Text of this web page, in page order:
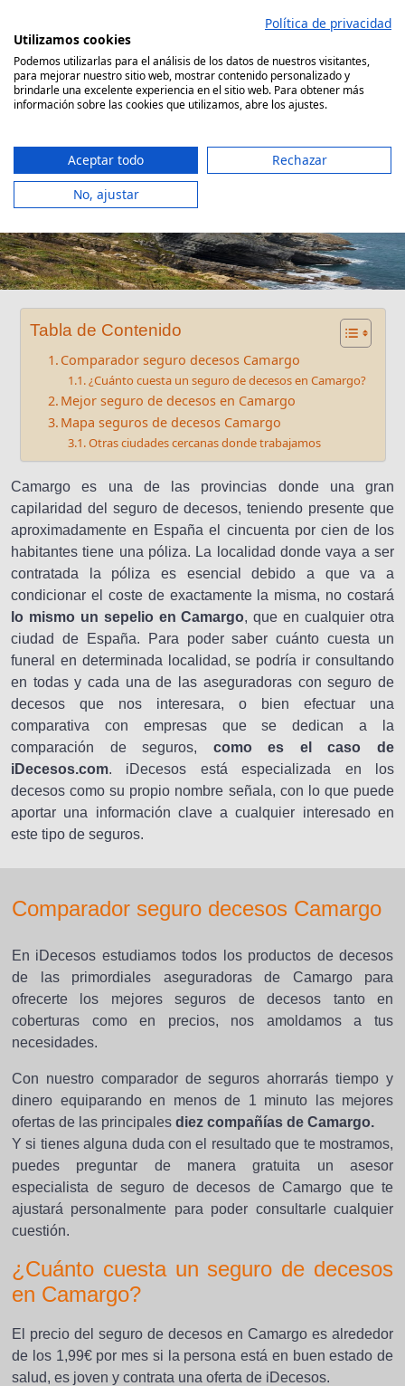
contenido
Comparador Seguro Decesos
Seguro decesos Camargo
Tabla de Contenido
Comparador seguro decesos Camargo
¿Cuánto cuesta un seguro de decesos en Camargo?
Mejor seguro de decesos en Camargo
Mapa seguros de decesos Camargo
Otras ciudades cercanas donde trabajamos
Camargo es una de las provincias donde una gran
capilaridad del seguro de decesos, teniendo presente que
aproximadamente en España el cincuenta por cien de los
habitantes tiene una póliza. La localidad donde vaya a ser
contratada la póliza es esencial debido a que va a
condicionar el coste de exactamente la misma, no costará
lo mismo un sepelio en Camargo, que en cualquier otra
ciudad de España. Para poder saber cuánto cuesta un
funeral en determinada localidad, se podría ir consultando
en todas y cada una de las aseguradoras con seguro de
decesos que nos interesara, o bien efectuar una
comparativa con empresas que se dedican a la
comparación de seguros, como es el caso de
iDecesos.com. iDecesos está especializada en los
decesos como su propio nombre señala, con lo que puede
aportar una información clave a cualquier interesado en
este tipo de seguros.
Comparador seguro decesos Camargo
En iDecesos estudiamos todos los productos de decesos
de las primordiales aseguradoras de Camargo para
ofrecerte los mejores seguros de decesos tanto en
coberturas como en precios, nos amoldamos a tus
necesidades.
Con nuestro comparador de seguros ahorrarás tiempo y
dinero equiparando en menos de 1 minuto las mejores
ofertas de las principales diez compañías de Camargo.
Y si tienes alguna duda con el resultado que te mostramos,
puedes preguntar de manera gratuita un asesor
especialista de seguro de decesos de Camargo que te
ajustará personalmente para poder consultarle cualquier
cuestión.
¿Cuánto cuesta un seguro de decesos
en Camargo?
El precio del seguro de decesos en Camargo es alrededor
de los 1,99€ por mes si la persona está en buen estado de
salud, es joven y contrata una oferta de iDecesos.
Política de privacidad
Utilizamos cookies
Podemos utilizarlas para el análisis de los datos de nuestros visitantes,
para mejorar nuestro sitio web, mostrar contenido personalizado y
brindarle una excelente experiencia en el sitio web. Para obtener más
información sobre las cookies que utilizamos, abre los ajustes.
Aceptar todo
Rechazar
No, ajustar